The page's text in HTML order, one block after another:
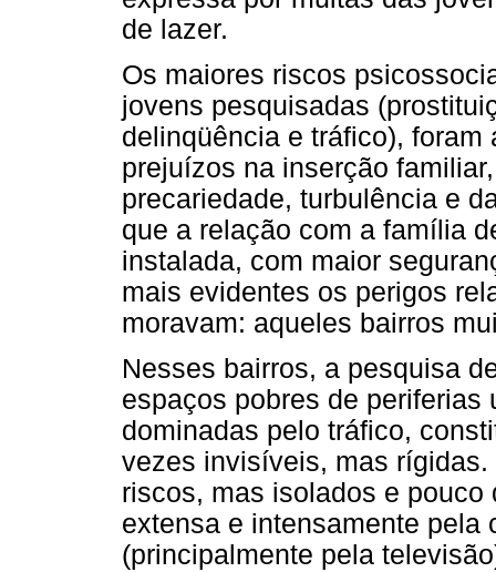
de lazer.
Os maiores riscos
jovens pesquisadas
delinqüência e tráfico),
prejuízos na inserção
precariedade, turbulência e
que a relação com a família
instalada, com maior
mais evidentes os perigos
moravam: aqueles bairros
Nesses bairros, a pesquisa
espaços pobres de
dominadas pelo tráfico,
vezes invisíveis, mas
riscos, mas isolados e
extensa e intensamente pela
(principalmente pela